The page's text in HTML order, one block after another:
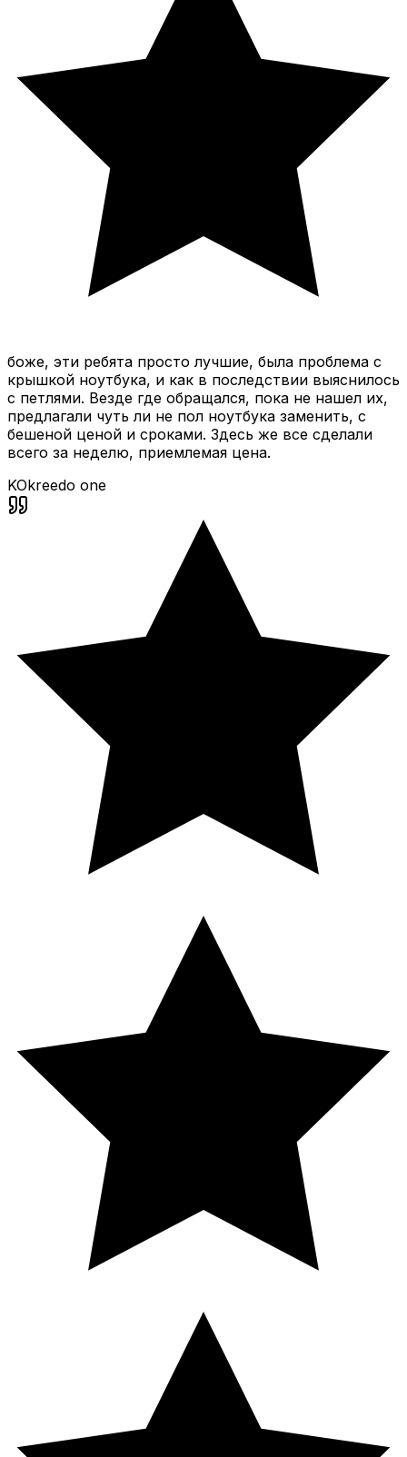
боже, эти ребята просто лучшие, была проблема с
крышкой ноутбука, и как в последствии выяснилось
с петлями. Везде где обращался, пока не нашел их,
предлагали чуть ли не пол ноутбука заменить, с
бешеной ценой и сроками. Здесь же все сделали
всего за неделю, приемлемая цена.
KOkreedo one